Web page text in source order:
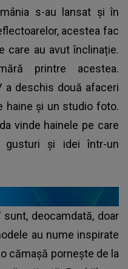
s-au lansat și în
acestea fac
care au avut înclinație.
printre acestea.
a deschis două afaceri
haine și un studio foto.
vinde hainele pe care
gusturi și idei într-un
deocamdată, doar
au nume inspirate
cămașă pornește de la